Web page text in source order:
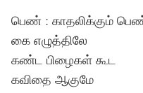
பெண் : காதலிக்கும்
கை எழுத்திலே
கண்ட பிழைகள் கூட
கவிதை ஆகுமே